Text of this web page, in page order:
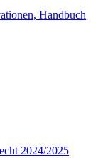
Handbuch
2024/2025